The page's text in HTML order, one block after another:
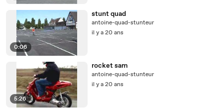
0:06
stunt quad
antoine-quad-stunteur
il y a 20 ans
5:26
rocket sam
antoine-quad-stunteur
il y a 20 ans